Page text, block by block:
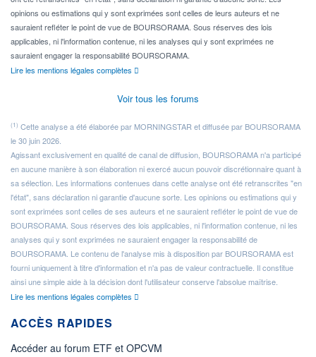
opinions ou estimations qui y sont exprimées sont celles de leurs auteurs et ne
sauraient refléter le point de vue de BOURSORAMA. Sous réserves des lois
applicables, ni l'information contenue, ni les analyses qui y sont exprimées ne
sauraient engager la responsabilité BOURSORAMA.
Lire les mentions légales complètes
Voir tous les forums
(1) Cette analyse a été élaborée par MORNINGSTAR et diffusée par BOURSORAMA
le 30 juin 2026.
Agissant exclusivement en qualité de canal de diffusion, BOURSORAMA n'a participé
en aucune manière à son élaboration ni exercé aucun pouvoir discrétionnaire quant à
sa sélection. Les informations contenues dans cette analyse ont été retranscrites "en
l'état", sans déclaration ni garantie d'aucune sorte. Les opinions ou estimations qui y
sont exprimées sont celles de ses auteurs et ne sauraient refléter le point de vue de
BOURSORAMA. Sous réserves des lois applicables, ni l'information contenue, ni les
analyses qui y sont exprimées ne sauraient engager la responsabilité de
BOURSORAMA. Le contenu de l'analyse mis à disposition par BOURSORAMA est
fourni uniquement à titre d'information et n'a pas de valeur contractuelle. Il constitue
ainsi une simple aide à la décision dont l'utilisateur conserve l'absolue maîtrise.
Lire les mentions légales complètes
ACCÈS RAPIDES
Accéder au forum ETF et OPCVM